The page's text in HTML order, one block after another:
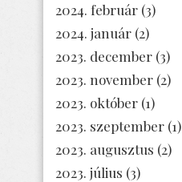
2024. február (3)
2024. január (2)
2023. december (3)
2023. november (2)
2023. október (1)
2023. szeptember (1)
2023. augusztus (2)
2023. július (3)